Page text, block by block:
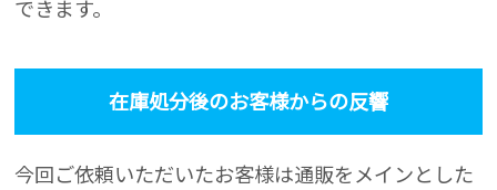
できます。
在庫処分後のお客様からの反響
今回ご依頼いただいたお客様は通販をメインとした